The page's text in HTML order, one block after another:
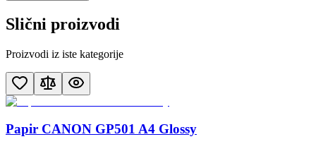
Slični proizvodi
Proizvodi iz iste kategorije
Papir CANON GP501 A4 Glossy